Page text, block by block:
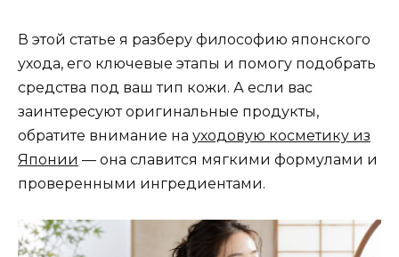
В этой статье я разберу философию японского
ухода, его ключевые этапы и помогу подобрать
средства под ваш тип кожи. А если вас
заинтересуют оригинальные продукты,
обратите внимание на уходовую косметику из
Японии — она славится мягкими формулами и
проверенными ингредиентами.